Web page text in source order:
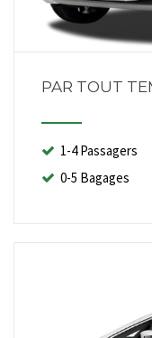
PAR TOUT
1-4 Passagers
0-5 Bagages